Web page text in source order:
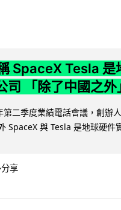
SpaceX Tesla 是
司 「除了中國之外
二季度業績電話會議，創辦
SpaceX 與 Tesla 是地球硬件
分享